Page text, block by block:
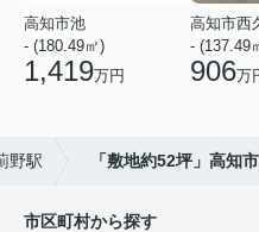
高知市池
- (180.49㎡)
1,419万円
高知市西
- (137.49
906万
野駅 「敷地約52坪」高知
市区町村から探す